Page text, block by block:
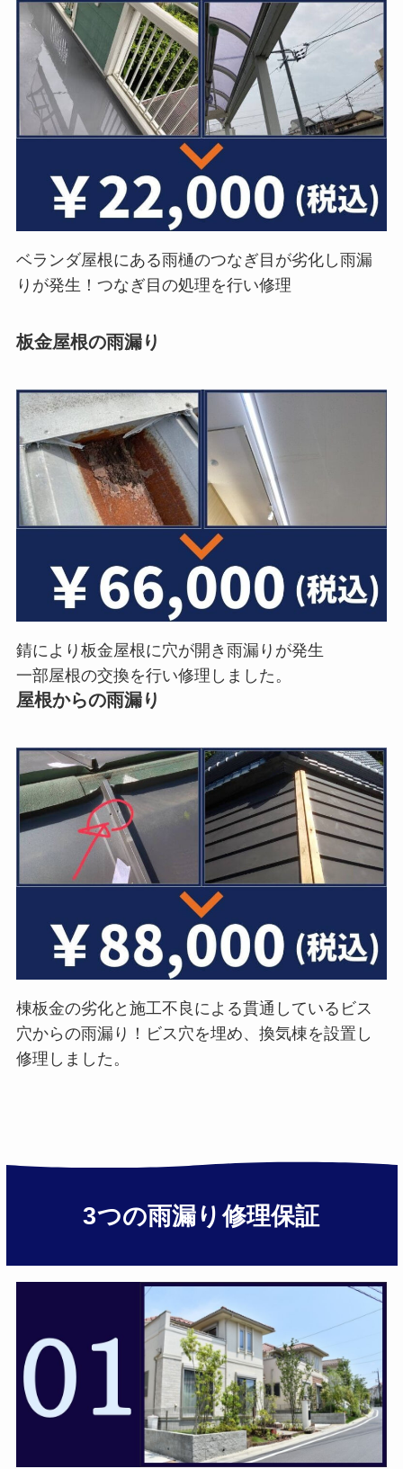
ベランダ屋根にある雨樋のつなぎ目が劣化し雨漏
りが発生！つなぎ目の処理を行い修理
板金屋根の雨漏り
錆により板金屋根に穴が開き雨漏りが発生
一部屋根の交換を行い修理しました。
屋根からの雨漏り
棟板金の劣化と施工不良による貫通しているビス
穴からの雨漏り！ビス穴を埋め、換気棟を設置し
修理しました。
3つの雨漏り修理保証